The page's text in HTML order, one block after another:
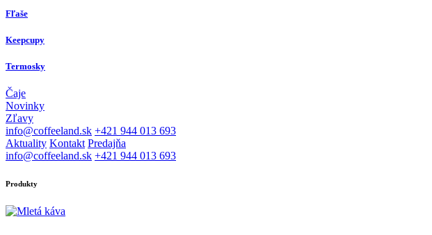
Fľaše
Keepcupy
Termosky
Čaje
Novinky
Zľavy
info@coffeeland.sk +421 944 013 693
Aktuality Kontakt Predajňa
info@coffeeland.sk +421 944 013 693
Produkty